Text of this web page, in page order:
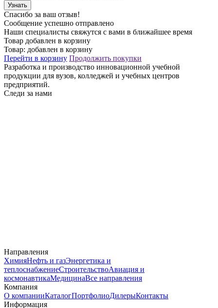
Узнать
Спасибо за ваш отзыв!
Сообщение успешно отправлено
Наши специалисты свяжутся с вами в ближайшее время
Товар добавлен в корзину
Товар: добавлен в корзину
Перейти в корзину Продолжить покупки
Разработка и производство инновационной учебной
продукции для вузов, колледжей и учебных центров
предприятий.
Следи за нами
Направления
ХимияНефть и газЭнергетика и
теплоснабжениеСтроительствоАвиация и
космонавтикаМедицинаВсе направления
Компания
О компанииКаталогПортфолиоДилерыКонтакты
Информация